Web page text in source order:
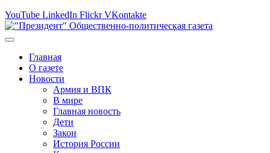
YouTube LinkedIn Flickr VKontakte
Главная
О газете
Новости
Армия и ВПК
В мире
Главная новость
Дети
Закон
История России